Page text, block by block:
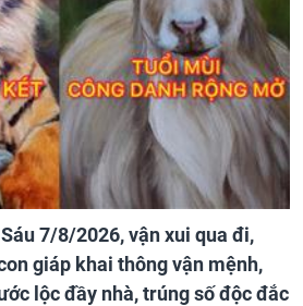
7/8/2026, vận xui qua đi,
giáp khai thông vận mệnh,
lộc đầy nhà, trúng số độc đắc